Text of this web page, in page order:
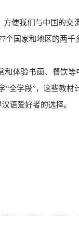
便我们与中国的交
国家和地区的两千
体验书画、餐饮
全学段”，这些教
语爱好者的选择。